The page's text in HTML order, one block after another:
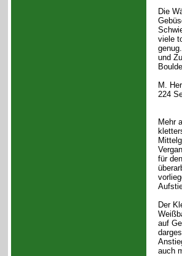
Die
viele
und
M.
224
Mehr
für
Der
auf
auch